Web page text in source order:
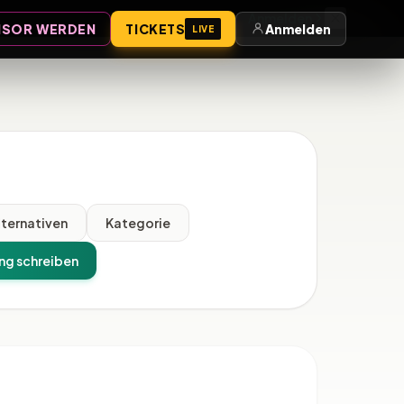
Anmelden
WERDEN TICKETS LIVE Anmelden
Kategorie
schreiben